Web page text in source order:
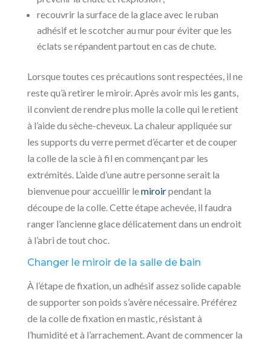
recouvrir la surface de la glace avec le ruban
adhésif et le scotcher au mur pour éviter que les
éclats se répandent partout en cas de chute.
Lorsque toutes ces précautions sont respectées, il ne
reste qu’à retirer le miroir. Après avoir mis les gants,
il convient de rendre plus molle la colle qui le retient
à l’aide du sèche-cheveux. La chaleur appliquée sur
les supports du verre permet d’écarter et de couper
la colle de la scie à fil en commençant par les
extrémités. L’aide d’une autre personne serait la
bienvenue pour accueillir lemiroirpendant la
découpe de la colle. Cette étape achevée, il faudra
ranger l’ancienne glace délicatement dans un endroit
à l’abri de tout choc.
Changer le miroir de la salle de bain
À l’étape de fixation, un adhésif assez solide capable
de supporter son poids s’avère nécessaire. Préférez
de la colle de fixation en mastic, résistant à
l’humidité et à l’arrachement. Avant de commencer la